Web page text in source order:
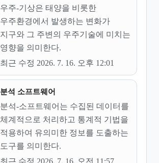
우주-기상은 태양을 비롯한
우주환경에서 발생하는 변화가
지구와 그 주변의 우주기술에 미치는
영향을 의미한다.
최근 수정 2026. 7. 16. 오후 12:01
분석 소프트웨어
분석-소프트웨어는 수집된 데이터를
체계적으로 처리하고 통계적 기법을
적용하여 유의미한 정보를 도출하는
도구를 의미한다.
최근 수정 2026. 7. 16. 오전 11:57